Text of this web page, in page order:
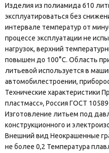
Изделия из полиамида 610
эксплуатироваться без
интервале температур от
процессе эксплуатации не
нагрузок, верхний
повышен до 100°С. Область
литьевой используется в
автомобилестроении,
Технические характеристики
пластмасс», Россия ГОСТ
Изготовление литьем под
конструкционного и
Внешний вид Неокрашенные
не более 0,2 Температура